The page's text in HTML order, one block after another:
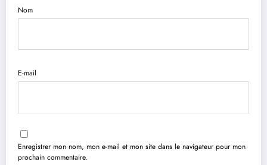
Nom
E-mail
Enregistrer mon nom, mon e-mail et mon site dans le navigateur pour mon
prochain commentaire.